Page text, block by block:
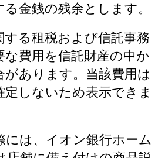
金銭の残余とします。
する租税および信託事務
な費用を信託財産の中か
があります。当該費用は
定しないため表示できま
には、イオン銀行ホーム